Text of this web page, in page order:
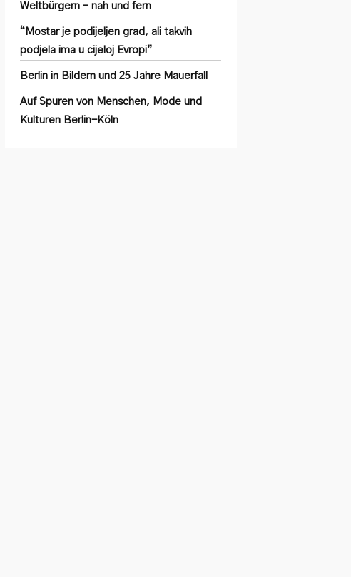
Weltbürgern – nah und fern
“Mostar je podijeljen grad, ali takvih
podjela ima u cijeloj Evropi”
Berlin in Bildern und 25 Jahre Mauerfall
Auf Spuren von Menschen, Mode und
Kulturen Berlin-Köln